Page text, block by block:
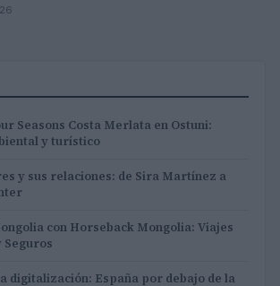
Seasons Costa Merlata en Ostuni:
y turístico
y sus relaciones: de Sira Martínez a
con Horseback Mongolia: Viajes
Seguros
digitalización: España por debajo de la